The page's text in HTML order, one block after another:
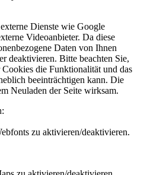
Dienste wie Google
Videoanbieter. Da diese
Daten von Ihnen
deaktivieren. Bitte beachten Sie,
die Funktionalität und das
beeinträchtigen kann. Die
Neuladen der Seite wirksam.
zu aktivieren/deaktivieren.